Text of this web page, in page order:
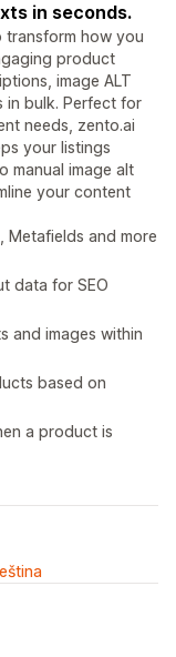
in seconds.
transform how you
product
image ALT
in bulk. Perfect for
needs, zento.ai
your listings
manual image alt
your content
Metafields and more
data for SEO
and images within
based on
a product is